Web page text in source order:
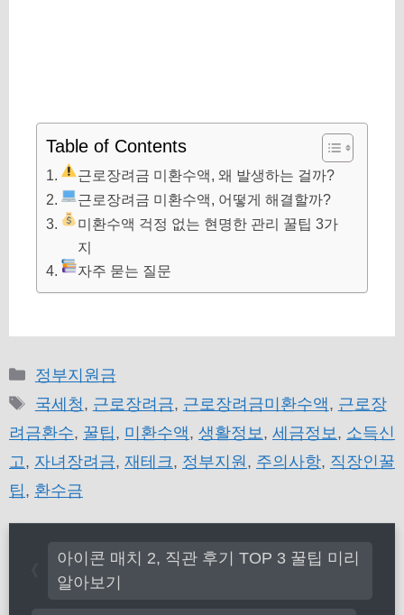
Table of Contents
근로장려금 미환수액, 왜 발생하는 걸까?
근로장려금 미환수액, 어떻게 해결할까?
미환수액 걱정 없는 현명한 관리 꿀팁 3가
지
자주 묻는 질문
카
테
리
정부지원금
태
그
국세청, 근로장려금, 근로장려금미환수액, 근로장
려금환수, 꿀팁 , 미환수액, 생활정보, 세금정보, 소득신
고, 자녀장려금, 재테크, 정부지원 , 주의사항, 직장인꿀
팁 , 환수금
아이콘 매치 2, 직관 후기 TOP 3 꿀팁 미리
알아보기